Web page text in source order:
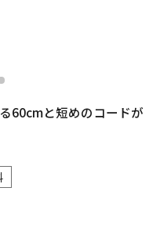
60cmと短めのコードが